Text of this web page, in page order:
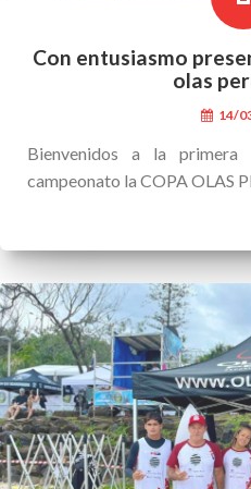
Con entusiasmo
olas
14/
Bienvenidos a la
campeonato la COPA OLAS